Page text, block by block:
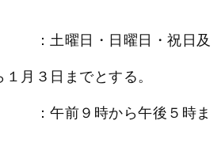
曜日・日曜日・祝日及
月３日までとする。
前９時から午後５時ま